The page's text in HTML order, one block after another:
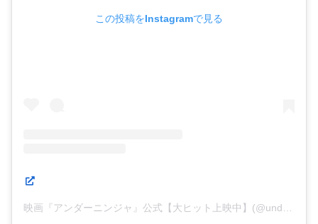
この投稿をInstagramで見る
映画『アンダーニンジャ』公式【大ヒット上映中】(@underninja_mv)がシェアした投稿